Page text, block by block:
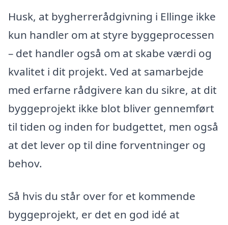
Husk, at bygherrerådgivning i Ellinge ikke
kun handler om at styre byggeprocessen
– det handler også om at skabe værdi og
kvalitet i dit projekt. Ved at samarbejde
med erfarne rådgivere kan du sikre, at dit
byggeprojekt ikke blot bliver gennemført
til tiden og inden for budgettet, men også
at det lever op til dine forventninger og
behov.
Så hvis du står over for et kommende
byggeprojekt, er det en god idé at